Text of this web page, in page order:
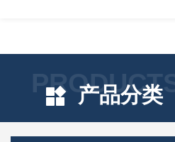
PRODUCTS
产品分类